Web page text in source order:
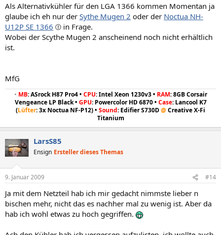
Als Alternativkühler für den LGA 1366 kommen Momentan ja
glaube ich eh nur der Sythe Mugen 2 oder der Noctua NH-
U12P SE 1366
in Frage.
Wobei der Scythe Mugen 2 anscheinend noch nicht erhältlich
ist.
MfG
• MB: ASrock H87 Pro4 • CPU: Intel Xeon 1230v3 • RAM: 8GB Corsair
Vengeance LP Black • GPU: Powercolor HD 6870 • Case: Lancool K7
(Lüfter: 3x Noctua NF-P12) • Sound: Edifier S730D@Creative X-Fi
Titanium
LarsS85
Ensign Ersteller dieses Themas
9. Januar 2009 #14
Ja mit dem Netzteil hab ich mir gedacht nimmste lieber n
bischen mehr, nicht das es nachher mal zu wenig ist. Aber da
hab ich wohl etwas zu hoch gegriffen.